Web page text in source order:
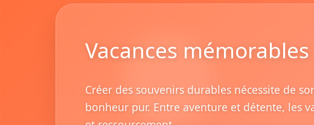
Vacances mémorables
Créer des souvenirs durables nécessite de
bonheur pur. Entre aventure et détente, les